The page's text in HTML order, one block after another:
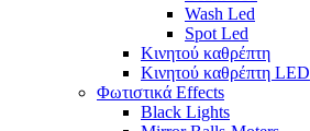
Wash Led
Spot Led
Κινητού καθρέπτη
Κινητού καθρέπτη LED
Φωτιστικά Effects
Black Lights